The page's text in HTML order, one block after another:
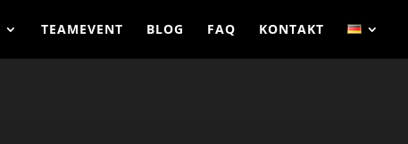
TEAMEVENT BLOG FAQ KONTAKT